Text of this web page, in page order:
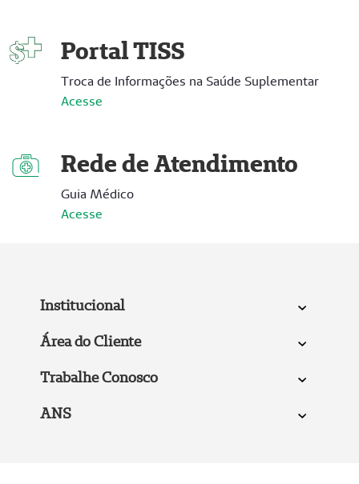
Portal TISS
Troca de Informações na Saúde Suplementar
Acesse
Rede de Atendimento
Guia Médico
Acesse
Institucional
Área do Cliente
Trabalhe Conosco
ANS